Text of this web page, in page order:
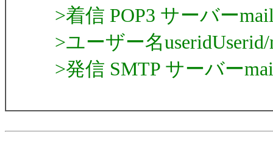
>着信 POP3 サーバー
>ユーザー名useridUserid/
>発信 SMTP サーバー